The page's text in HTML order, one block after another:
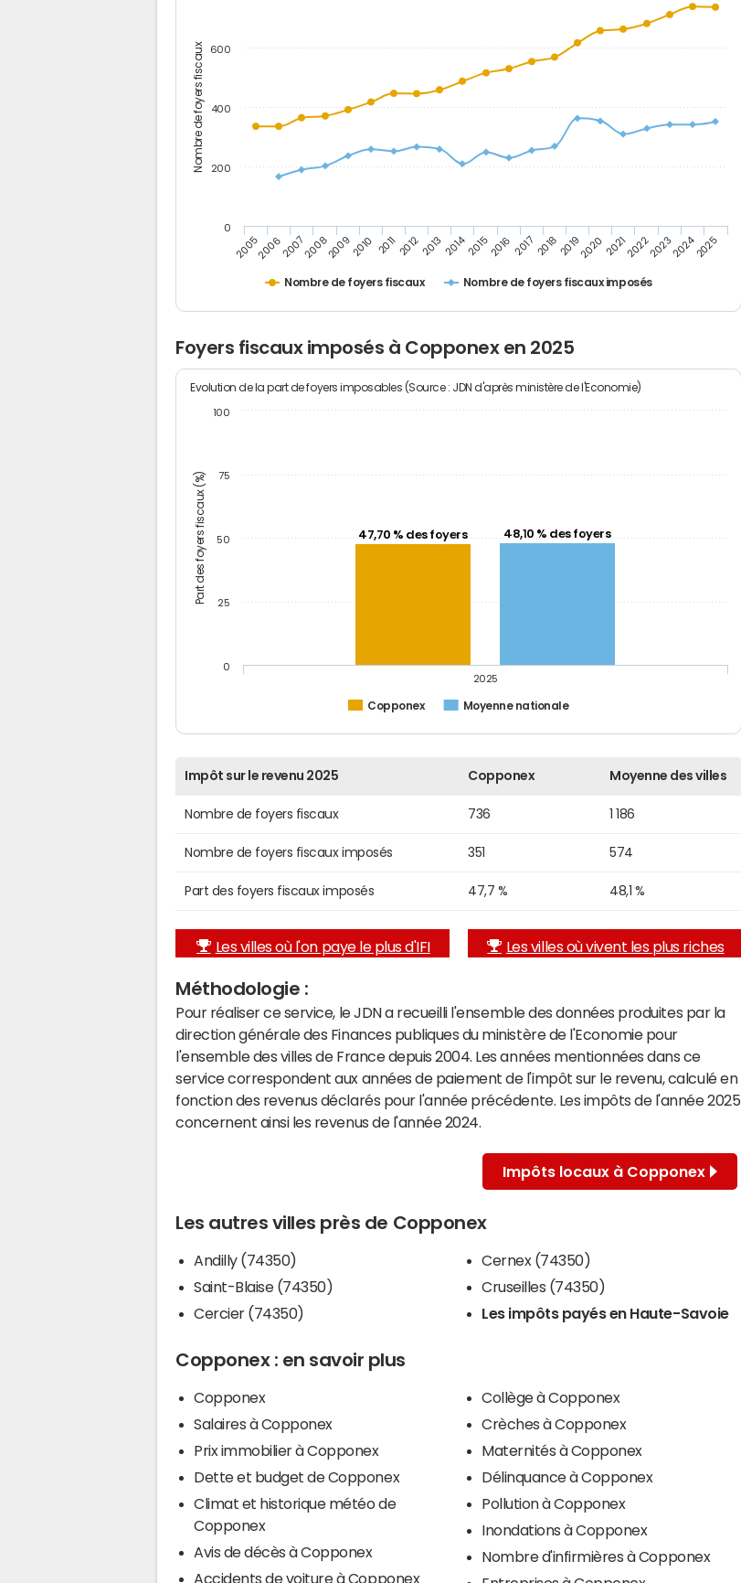
Nombre de foyers fiscaux
Nombre de foyers fiscaux Nombre de foyers fiscaux imposés
200520062007200820092010 201120122013201420152016 2017 20182019202020212022202320242025
0
200
400
600
Foyers fiscaux imposés à Copponex en 2025
Part des foyers fiscaux (%)
Evolution de la part de foyers imposables (Source : JDN d'après ministère de l'Economie)
47,70 % des foyers 48,10 % des foyers
Copponex Moyenne nationale
2025
0
25
50
75
100
Impôt sur le revenu 2025 Copponex Moyenne des villes
Nombre de foyers fiscaux 736 1 186
Nombre de foyers fiscaux imposés 351 574
Part des foyers fiscaux imposés 47,7 % 48,1 %
Les villes où l'on paye le plus d'IFI Les villes où vivent les plus riches
Méthodologie :
Pour réaliser ce service, le JDN a recueilli l'ensemble des données produites par la
direction générale des Finances publiques du ministère de l'Economie pour
l'ensemble des villes de France depuis 2004. Les années mentionnées dans ce
service correspondent aux années de paiement de l'impôt sur le revenu, calculé en
fonction des revenus déclarés pour l'année précédente. Les impôts de l'année 2025
concernent ainsi les revenus de l'année 2024.
Impôts locaux à Copponex
Les autres villes près de Copponex
Andilly (74350)
Saint-Blaise (74350)
Cercier (74350)
Cernex (74350)
Cruseilles (74350)
Les impôts payés en Haute-Savoie
Copponex : en savoir plus
Copponex
Salaires à Copponex
Prix immobilier à Copponex
Dette et budget de Copponex
Climat et historique météo de
Copponex
Avis de décès à Copponex
Accidents de voiture à Copponex
Collège à Copponex
Crèches à Copponex
Maternités à Copponex
Délinquance à Copponex
Pollution à Copponex
Inondations à Copponex
Nombre d'infirmières à Copponex